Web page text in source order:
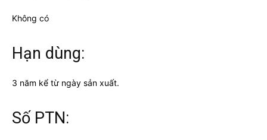
Không có
Hạn dùng:
3 năm kể từ ngày sản xuất.
Số PTN: